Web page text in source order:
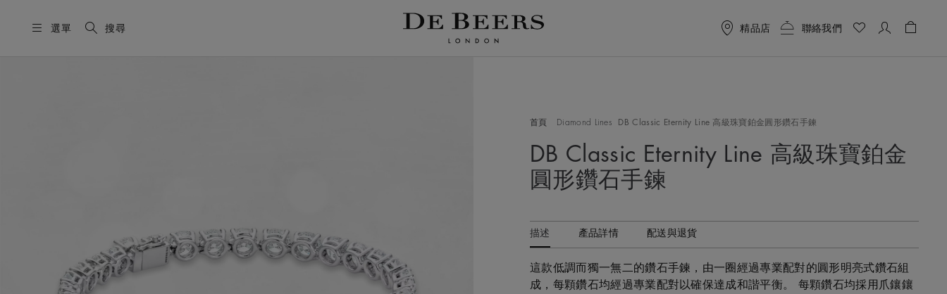
選單 搜尋 精品店 聯絡我們
首頁 Diamond Lines DB Classic Eternity Line 高級珠寶鉑金圓形鑽石手鍊
DB Classic Eternity Line 高級珠寶鉑金
圓形鑽石手鍊
描述 產品詳情 配送與退貨
這款低調而獨一無二的鑽石手鍊，由一圈經過專業配對的圓形明亮式鑽石組
成，每顆鑽石均經過專業配對以確保達成和諧平衡。 每顆鑽石均採用爪鑲鑲